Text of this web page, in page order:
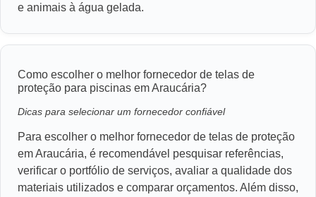
e animais à água gelada.
Como escolher o melhor fornecedor de telas de
proteção para piscinas em Araucária?
Dicas para selecionar um fornecedor confiável
Para escolher o melhor fornecedor de telas de proteção
em Araucária, é recomendável pesquisar referências,
verificar o portfólio de serviços, avaliar a qualidade dos
materiais utilizados e comparar orçamentos. Além disso,